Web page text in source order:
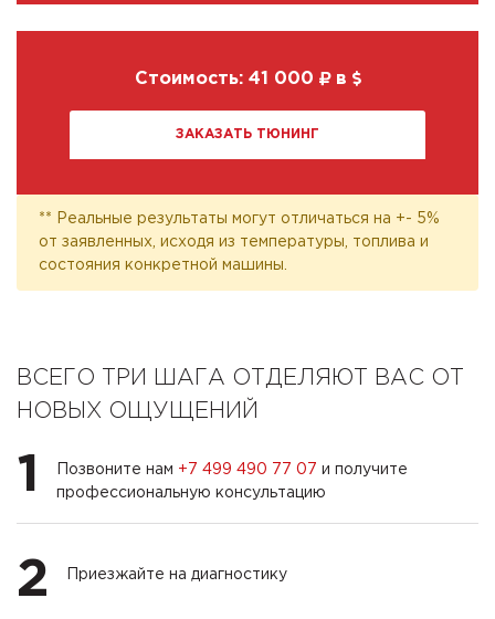
Стоимость: 41 000 в
ЗАКАЗАТЬ ТЮНИНГ
** Реальные результаты могут отличаться на +- 5%
от заявленных, исходя из температуры, топлива и
состояния конкретной машины.
ВСЕГО ТРИ ШАГА ОТДЕЛЯЮТ ВАС ОТ
НОВЫХ ОЩУЩЕНИЙ
1 Позвоните нам +7 499 490 77 07 и получите
профессиональную консультацию
2 Приезжайте на диагностику